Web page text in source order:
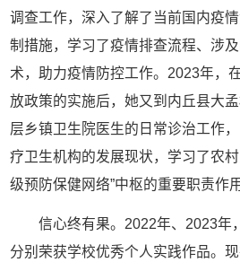
调查工作，深入了解了当前国内疫
制措施，学习了疫情排查流程、涉
术，助力疫情防控工作。2023年，
放政策的实施后，她又到内丘县大
层乡镇卫生院医生的日常诊治工作
疗卫生机构的发展现状，学习了农
级预防保健网络”中枢的重要职责作用
信心终有果。2022年、2023年
分别荣获学校优秀个人实践作品。